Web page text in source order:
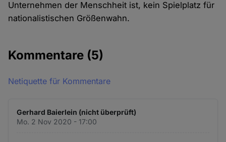
Unternehmen der Menschheit ist, kein Spielplatz für
nationalistischen Größenwahn.
Kommentare (5)
Netiquette für Kommentare
Gerhard Baierlein (nicht überprüft)
Mo. 2 Nov 2020 - 17:00